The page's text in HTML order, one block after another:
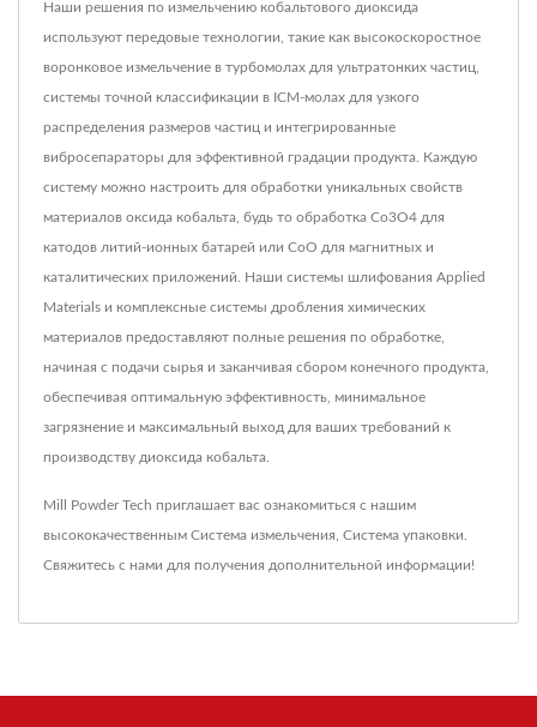
Наши решения по измельчению кобальтового диоксида
используют передовые технологии, такие как высокоскоростное
воронковое измельчение в турбомолах для ультратонких частиц,
системы точной классификации в ICM-молах для узкого
распределения размеров частиц и интегрированные
вибросепараторы для эффективной градации продукта. Каждую
систему можно настроить для обработки уникальных свойств
материалов оксида кобальта, будь то обработка Co3O4 для
катодов литий-ионных батарей или CoO для магнитных и
каталитических приложений. Наши системы шлифования Applied
Materials и комплексные системы дробления химических
материалов предоставляют полные решения по обработке,
начиная с подачи сырья и заканчивая сбором конечного продукта,
обеспечивая оптимальную эффективность, минимальное
загрязнение и максимальный выход для ваших требований к
производству диоксида кобальта.
Mill Powder Tech приглашает вас ознакомиться с нашим
высококачественным Система измельчения Система упаковки
Свяжитесь с нами для получения дополнительной информации!